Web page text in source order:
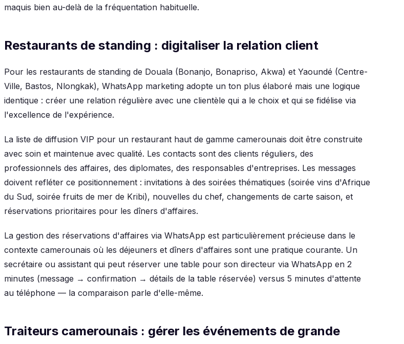
maquis bien au-delà de la fréquentation habituelle.
Restaurants de standing : digitaliser la relation client
Pour les restaurants de standing de Douala (Bonanjo, Bonapriso, Akwa) et Yaoundé (Centre-
Ville, Bastos, Nlongkak), WhatsApp marketing adopte un ton plus élaboré mais une logique
identique : créer une relation régulière avec une clientèle qui a le choix et qui se fidélise via
l'excellence de l'expérience.
La liste de diffusion VIP pour un restaurant haut de gamme camerounais doit être construite
avec soin et maintenue avec qualité. Les contacts sont des clients réguliers, des
professionnels des affaires, des diplomates, des responsables d'entreprises. Les messages
doivent refléter ce positionnement : invitations à des soirées thématiques (soirée vins d'Afrique
du Sud, soirée fruits de mer de Kribi), nouvelles du chef, changements de carte saison, et
réservations prioritaires pour les dîners d'affaires.
La gestion des réservations d'affaires via WhatsApp est particulièrement précieuse dans le
contexte camerounais où les déjeuners et dîners d'affaires sont une pratique courante. Un
secrétaire ou assistant qui peut réserver une table pour son directeur via WhatsApp en 2
minutes (message → confirmation → détails de la table réservée) versus 5 minutes d'attente
au téléphone — la comparaison parle d'elle-même.
Traiteurs camerounais : gérer les événements de grande